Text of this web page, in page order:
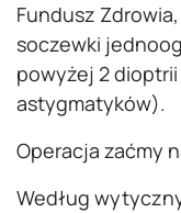
Fundusz
soczewki
powyżej 2
astygmatyków).
Operacja zaćmy
Według